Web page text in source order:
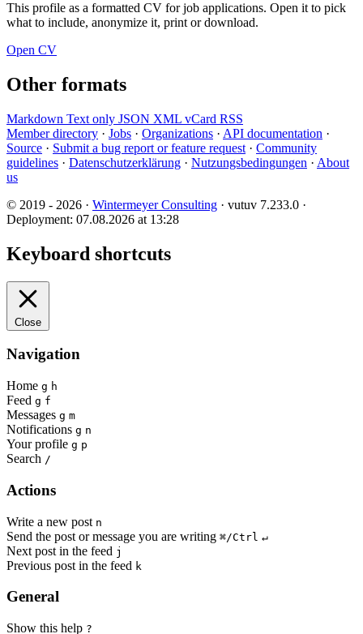
This profile as a formatted CV for job applications. Open it to pick
what to include, anonymize it, print or download.
Open CV
Other formats
Markdown Text only JSON XML vCard RSS
Member directory · Jobs · Organizations · API documentation ·
Source · Submit a bug report or feature request · Community
guidelines · Datenschutzerklärung · Nutzungsbedingungen · About
us
© 2019 - 2026 · Wintermeyer Consulting · vutuv 7.233.0 ·
Deployment: 07.08.2026 at 13:28
Keyboard shortcuts
Close
Navigation
Home g h
Feed g f
Messages g m
Notifications g n
Your profile g p
Search /
Actions
Write a new post n
Send the post or message you are writing ⌘/Ctrl ↵
Next post in the feed j
Previous post in the feed k
General
Show this help ?